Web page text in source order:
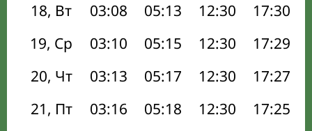
18, Вт
03:08 05:13 12:30 17:30
19, Ср
03:10 05:15 12:30 17:29
20, Чт
03:13 05:17 12:30 17:27
21, Пт
03:16 05:18 12:30 17:25